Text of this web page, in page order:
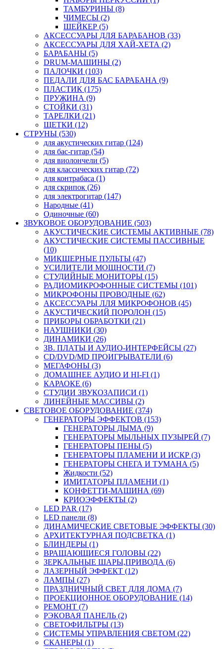
ТАМБУРИНЫ (8)
ЧИМЕСЫ (2)
ШЕЙКЕР (5)
АКСЕССУАРЫ ДЛЯ БАРАБАНОВ (33)
АКСЕССУАРЫ ДЛЯ ХАЙ-ХЕТА (2)
БАРАБАНЫ (5)
DRUM-МАШИНЫ (2)
ПАЛОЧКИ (103)
ПЕДАЛИ ДЛЯ БАС БАРАБАНА (9)
ПЛАСТИК (175)
ПРУЖИНА (9)
СТОЙКИ (31)
ТАРЕЛКИ (21)
ЩЕТКИ (12)
СТРУНЫ (530)
для акустических гитар (124)
для бас-гитар (54)
для виолончели (5)
для классических гитар (72)
для контрабаса (1)
для скрипок (26)
для электрогитар (147)
Народные (41)
Одиночные (60)
ЗВУКОВОЕ ОБОРУДОВАНИЕ (503)
АКУСТИЧЕСКИЕ СИСТЕМЫ АКТИВНЫЕ (78)
АКУСТИЧЕСКИЕ СИСТЕМЫ ПАССИВНЫЕ
(10)
МИКШЕРНЫЕ ПУЛЬТЫ (47)
УСИЛИТЕЛИ МОЩНОСТИ (7)
СТУДИЙНЫЕ МОНИТОРЫ (15)
РАДИОМИКРОФОННЫЕ СИСТЕМЫ (101)
МИКРОФОНЫ ПРОВОДНЫЕ (62)
АКСЕССУАРЫ ЛЛЯ МИКРОФОНОВ (45)
АКУСТИЧЕСКИЙ ПОРОЛОН (15)
ПРИБОРЫ ОБРАБОТКИ (21)
НАУШНИКИ (30)
ДИНАМИКИ (26)
ЗВ. ПЛАТЫ И АУДИО-ИНТЕРФЕЙСЫ (27)
CD/DVD/MD ПРОИГРЫВАТЕЛИ (6)
МЕГАФОНЫ (3)
ДОМАШНЕЕ АУДИО И HI-FI (1)
КАРАОКЕ (6)
СТУДИИ ЗВУКОЗАПИСИ (1)
ЛИНЕЙНЫЕ МАССИВЫ (2)
СВЕТОВОЕ ОБОРУДОВАНИЕ (374)
ГЕНЕРАТОРЫ ЭФФЕКТОВ (153)
ГЕНЕРАТОРЫ ДЫМА (9)
ГЕНЕРАТОРЫ МЫЛЬНЫХ ПУЗЫРЕЙ (7)
ГЕНЕРАТОРЫ ПЕНЫ (5)
ГЕНЕРАТОРЫ ПЛАМЕНИ И ИСКР (3)
ГЕНЕРАТОРЫ СНЕГА И ТУМАНА (5)
Жидкости (52)
ИМИТАТОРЫ ПЛАМЕНИ (1)
КОНФЕТТИ-МАШИНА (69)
КРИОЭФФЕКТЫ (2)
LED PAR (17)
LED панели (8)
ДИНАМИЧЕСКИЕ СВЕТОВЫЕ ЭФФЕКТЫ (30)
АРХИТЕКТУРНАЯ ПОДСВЕТКА (1)
БЛИНДЕРЫ (1)
ВРАЩАЮЩИЕСЯ ГОЛОВЫ (22)
ЗЕРКАЛЬНЫЕ ШАРЫ,ПРИВОДА (6)
ЛАЗЕРНЫЙ ЭФФЕКТ (12)
ЛАМПЫ (27)
ПРАЗДНИЧНЫЙ СВЕТ ДЛЯ ДОМА (7)
ПРОЕКЦИОННОЕ ОБОРУДОВАНИЕ (14)
РЕМОНТ (7)
РЭКОВАЯ ПАНЕЛЬ (2)
СВЕТОФИЛЬТРЫ (13)
СИСТЕМЫ УПРАВЛЕНИЯ СВЕТОМ (22)
СКАНЕРЫ (1)